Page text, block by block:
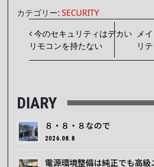
カテゴリー: SECURITY
投稿ナビゲーション
今のセキュリティはデカい
リモコンを持たない
メ
リ
DIARY
８・８・８なので
2026.08.8
電源環境整備は純正でも高